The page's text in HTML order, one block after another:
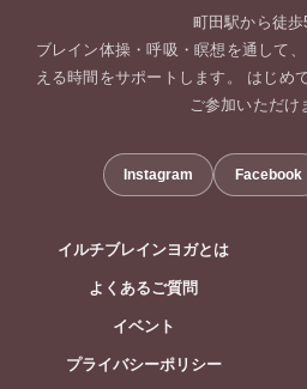
町田駅から徒歩
ブレイン体操・呼吸・瞑想を通して
える時間をサポートします。 はじめ
ご参加いただけ
Instagram Facebook
イルチブレインヨガとは
よくあるご質問
イベント
プライバシーポリシー